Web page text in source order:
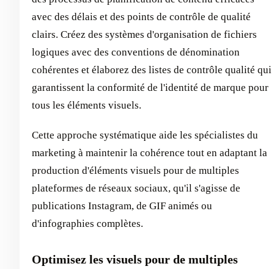
avec des délais et des points de contrôle de qualité
clairs. Créez des systèmes d'organisation de fichiers
logiques avec des conventions de dénomination
cohérentes et élaborez des listes de contrôle qualité qui
garantissent la conformité de l'identité de marque pour
tous les éléments visuels.
Cette approche systématique aide les spécialistes du
marketing à maintenir la cohérence tout en adaptant la
production d'éléments visuels pour de multiples
plateformes de réseaux sociaux, qu'il s'agisse de
publications Instagram, de GIF animés ou
d'infographies complètes.
Optimisez les visuels pour de multiples